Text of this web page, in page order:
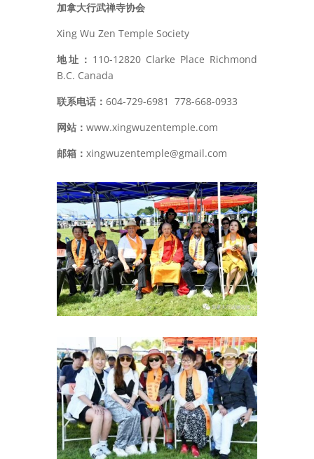
加拿大行武禅寺协会
Xing Wu Zen Temple Society
地址： 110-12820 Clarke Place Richmond
B.C. Canada
联系电话： 604-729-6981 778-668-0933
网站： www.xingwuzentemple.com
邮箱： xingwuzentemple@gmail.com